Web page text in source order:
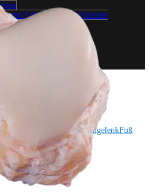
und Schulungsmöglichkeiten
Hand und HandgelenkFuß
Cardiothoracic